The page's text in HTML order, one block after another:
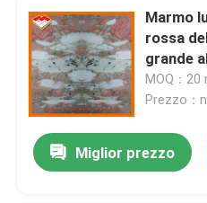
Marmo
rossa
grande
della
MOQ：
Prezzo：
Miglior prezzo